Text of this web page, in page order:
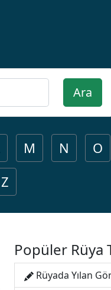
Ara
M N O
Z
Popüler Rüya
Rüyada Yılan